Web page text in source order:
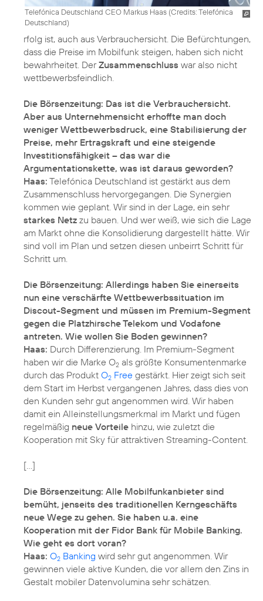
Telefónica Deutschland CEO Markus Haas (Credits: Telefónica
Deutschland)
rfolg ist, auch aus Verbrauchersicht. Die Befürchtungen,
dass die Preise im Mobilfunk steigen, haben sich nicht
bewahrheitet. DerZusammenschluss war also nicht
wettbewerbsfeindlich.
Die Börsenzeitung: Das ist die Verbrauchersicht.
Aber aus Unternehmensicht erhoffte man doch
weniger Wettbewerbsdruck, eine Stabilisierung der
Preise, mehr Ertragskraft und eine steigende
Investitionsfähigkeit – das war die
Argumentationskette, was ist daraus geworden?
Haas: Telefónica Deutschland ist gestärkt aus dem
Zusammenschluss hervorgegangen. Die Synergien
kommen wie geplant. Wir sind in der Lage, ein sehr
starkes Netz zu bauen. Und wer weiß, wie sich die Lage
am Markt ohne die Konsolidierung dargestellt hätte. Wir
sind voll im Plan und setzen diesen unbeirrt Schritt für
Schritt um.
Die Börsenzeitung: Allerdings haben Sie einerseits
nun eine verschärfte Wettbewerbssituation im
Discout-Segment und müssen im Premium-Segment
gegen die Platzhirsche Telekom und Vodafone
antreten. Wie wollen Sie Boden gewinnen?
Haas: Durch Differenzierung. Im Premium-Segment
haben wir die Marke O2 als größte Konsumentenmarke
durch das Produkt O2 Free gestärkt. Hier zeigt sich seit
dem Start im Herbst vergangenen Jahres, dass dies von
den Kunden sehr gut angenommen wird. Wir haben
damit ein Alleinstellungsmerkmal im Markt und fügen
regelmäßig neue Vorteile hinzu, wie zuletzt die
Kooperation mit Sky für attraktiven Streaming-Content.
[…]
Die Börsenzeitung: Alle Mobilfunkanbieter sind
bemüht, jenseits des traditionellen Kerngeschäfts
neue Wege zu gehen. Sie haben u.a. eine
Kooperation mit der Fidor Bank für Mobile Banking.
Wie geht es dort voran?
Haas: O2 Banking wird sehr gut angenommen. Wir
gewinnen viele aktive Kunden, die vor allem den Zins in
Gestalt mobiler Datenvolumina sehr schätzen.